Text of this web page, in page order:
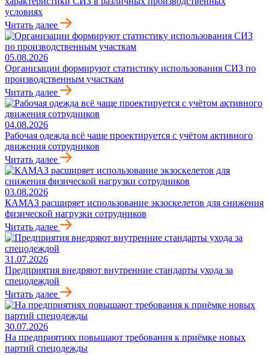
условиях
Читать далее
05.08.2026
Организации формируют статистику использования СИЗ по
производственным участкам
Читать далее
04.08.2026
Рабочая одежда всё чаще проектируется с учётом активного
движения сотрудников
Читать далее
03.08.2026
КАМАЗ расширяет использование экзоскелетов для снижения
физической нагрузки сотрудников
Читать далее
31.07.2026
Предприятия внедряют внутренние стандарты ухода за
спецодеждой
Читать далее
30.07.2026
На предприятиях повышают требования к приёмке новых
партий спецодежды